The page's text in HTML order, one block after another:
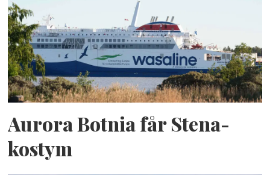
Aurora Botnia får Stena-
kostym